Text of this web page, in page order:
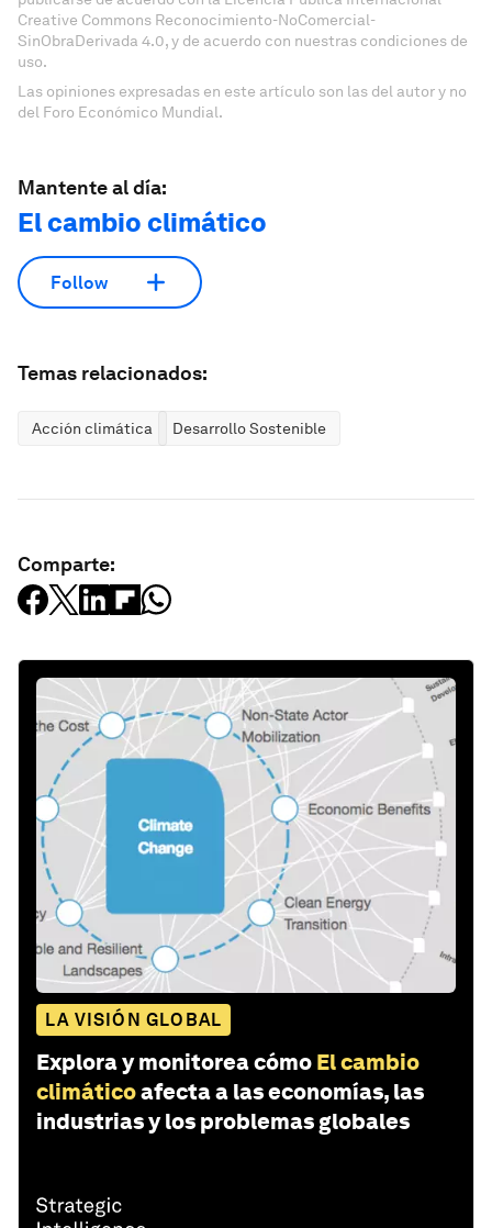
Creative Commons Reconocimiento-NoComercial-
SinObraDerivada 4.0, y de acuerdo con nuestras condiciones de
uso.
Las opiniones expresadas en este artículo son las del autor y no
del Foro Económico Mundial.
Mantente al día:
El cambio climático
Follow
Temas relacionados:
Acción climática Desarrollo Sostenible
Comparte:
LA VISIÓN GLOBAL
Explora y monitorea cómo El cambio
climáticoafecta a las economías, las
industrias y los problemas globales